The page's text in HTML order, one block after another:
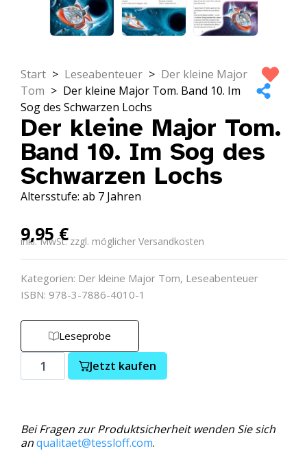
Start > Leseabenteuer > Der kleine Major
Tom > Der kleine Major Tom. Band 10. Im
Sog des Schwarzen Lochs
Der kleine Major Tom.
Band 10. Im Sog des
Schwarzen Lochs
Altersstufe: ab 7 Jahren
9,95€
inkl. MwSt. zzgl. möglicher Versandkosten
Kategorien: Der kleine Major Tom, Leseabenteuer
ISBN: 978-3-7886-4010-1
Leseprobe
Jetzt kaufen
Bei Fragen zur Produktsicherheit wenden Sie sich
anqualitaet@tessloff.com.